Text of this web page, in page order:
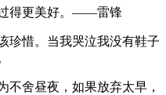
得更美好。——雷锋
珍惜。当我哭泣我没有鞋子
不舍昼夜，如果放弃太早，